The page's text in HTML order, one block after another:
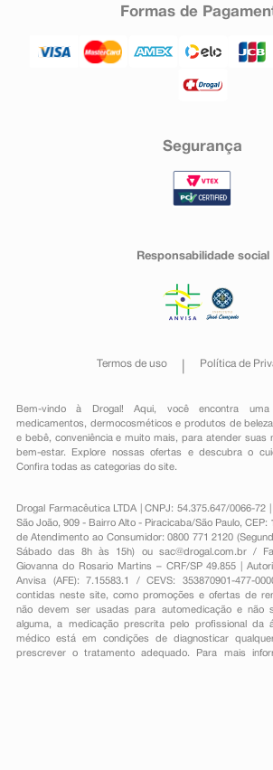
Formas de
Segurança
Responsabilidade social
Termos de uso Política de
Bem-vindo à Drogal! Aqui, você encontra
medicamentos , dermocosméticos e produtos de beleza
e bebê, conveniênciae muito mais, para atender suas
bem-estar. Explore nossas ofertas e descubra o
Confira todas as categorias do site.
Drogal Farmacêutica LTDA | CNPJ: 54.375.647/0066-72
São João, 909 - Bairro Alto - Piracicaba/São Paulo, CEP:
de Atendimento ao Consumidor: 0800 771 2120
Sábado das 8h às 15h) ou sac@drogal.com.br/
Giovanna do Rosario Martins – CRF/SP 49.855 |
Anvisa (AFE): 7.15583.1 / CEVS: 353870901-477-
contidas neste site, como promoções e ofertas de
não devem ser usadas para automedicação e não
alguma, a medicação prescrita pelo profissional da
médico está em condições de diagnosticar
prescrever o tratamento adequado. Para mais